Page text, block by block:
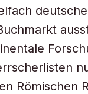
Römischen